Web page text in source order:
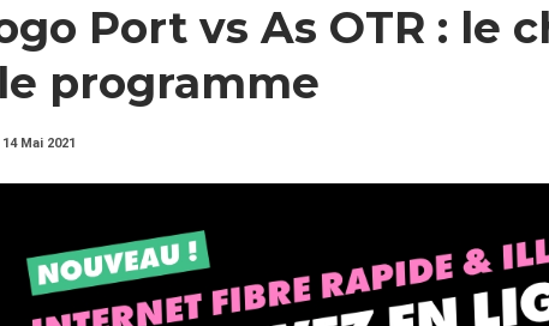
Port vs As OTR : le
programme
14 Mai 2021